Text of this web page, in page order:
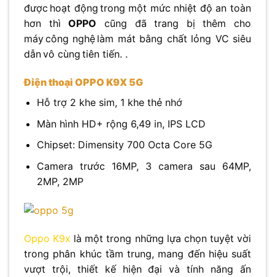
được hoạt động trong một mức nhiệt độ an toàn
hơn thìOPPO cũng đã trang bị thêm cho
máy công nghệ làm mát bằng chất lỏng VC siêu
dẫn vô cùng tiên tiến. .
Điện thoại OPPO K9X 5G
Hỗ trợ 2 khe sim, 1 khe thẻ nhớ
Màn hình HD+ rộng 6,49 in, IPS LCD
Chipset: Dimensity 700 Octa Core 5G
Camera trước 16MP, 3 camera sau 64MP,
2MP, 2MP
Oppo K9x là một trong những lựa chọn tuyệt vời
trong phân khúc tầm trung, mang đến hiệu suất
vượt trội, thiết kế hiện đại và tính năng ấn